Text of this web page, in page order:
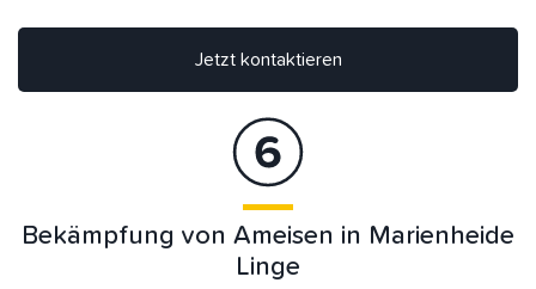
Jetzt kontaktieren
Bekämpfung von Ameisen in Marienheide
Linge